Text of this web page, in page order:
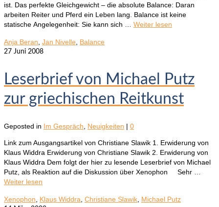
ist. Das perfekte Gleichgewicht – die absolute Balance: Daran
arbeiten Reiter und Pferd ein Leben lang. Balance ist keine
statische Angelegenheit: Sie kann sich … Weiter lesen
Anja Beran Jan Nivelle Balance
27 Juni 2008
Leserbrief von Michael Putz
zur griechischen Reitkunst
Geposted in Im Gespräch Neuigkeiten | 0
Link zum Ausgangsartikel von Christiane Slawik 1. Erwiderung von
Klaus Widdra Erwiderung von Christiane Slawik 2. Erwiderung von
Klaus Widdra Dem folgt der hier zu lesende Leserbrief von Michael
Putz, als Reaktion auf die Diskussion über Xenophon Sehr …
Weiter lesen
Xenophon Klaus Widdra Christiane Slawik Michael Putz